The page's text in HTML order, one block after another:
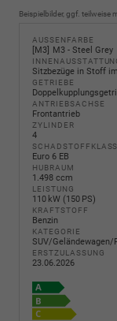
Beispielbilder, ggf. teilweise
AUSSENFARBE
M3 M3 - Steel Grey
Sitzbezüge in Stoff
GETRIEBE
ANTRIEBSACHSE
Frontantrieb
ZYLINDER
4
Euro 6 EB
HUBRAUM
1.498 ccm
LEISTUNG
110 kW (150 PS)
KRAFTSTOFF
Benzin
KATEGORIE
SUV/Geländewagen/
ERSTZULASSUNG
23.06.2026